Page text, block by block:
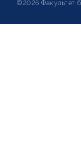
©2026 Факультет